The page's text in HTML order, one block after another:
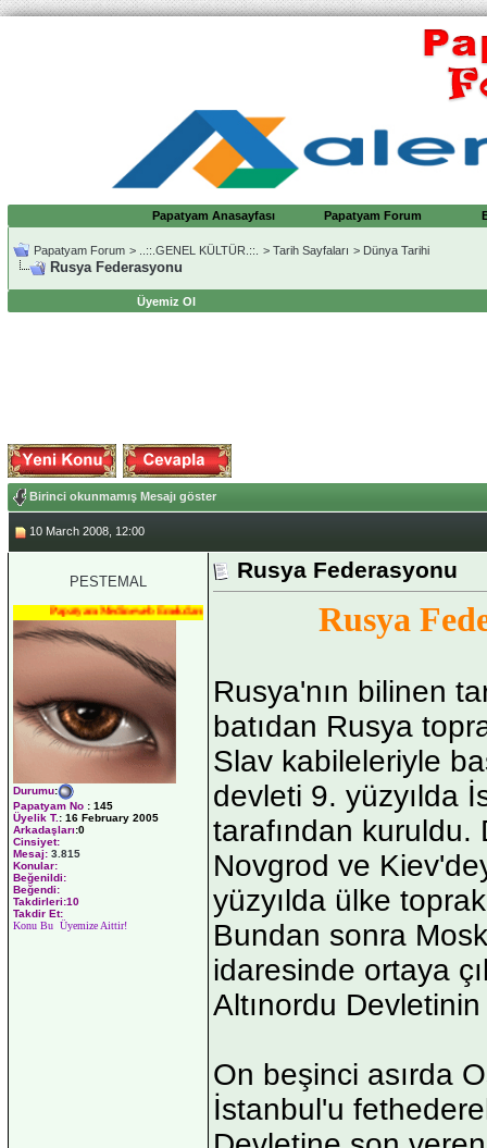
Papatyam Anasayfası Papatyam Forum
Papatyam Forum > ..::.GENEL KÜLTÜR.::. > Tarih Sayfaları > Dünya Tarihi
Rusya Federasyonu
Üyemiz Ol
Birinci okunmamış Mesajı göster
10 March 2008, 12:00
PESTEMAL
Papatyam Medineweb Emekdarı
Durumu:
Papatyam No : 145
Üyelik T.: 16 February 2005
Arkadaşları:0
Cinsiyet:
Mesaj: 3.815
Konular:
Beğenildi:
Beğendi:
Takdirleri:10
Takdir Et:
Konu Bu Üyemize Aittir!
Rusya Federasyonu
Rusya
Rusya'nın bilinen
batıdan Rusya
Slav kabileleriyle
devleti 9. yüzyılda
tarafından kuruldu.
Novgrod ve
yüzyılda ülke
Bundan sonra
idaresinde ortaya
Altınordu
On beşinci asırda
İstanbul'u